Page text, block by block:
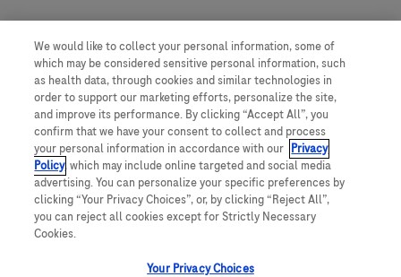
We would like to collect your personal information, some of
which may be considered sensitive personal information, such
as health data, through cookies and similar technologies in
order to support our marketing efforts, personalize the site,
and improve its performance. By clicking “Accept All”, you
confirm that we have your consent to collect and process
your personal information in accordance with our Privacy
Policy, which may include online targeted and social media
advertising. You can personalize your specific preferences by
clicking “Your Privacy Choices”, or, by clicking “Reject All”,
you can reject all cookies except for Strictly Necessary
Cookies.
Your Privacy Choices